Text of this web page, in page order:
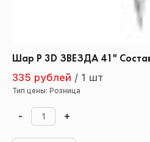
Шар Р 3D ЗВЕЗДА 41"
335 рублей / 1 шт
Тип цены: Розница
- +